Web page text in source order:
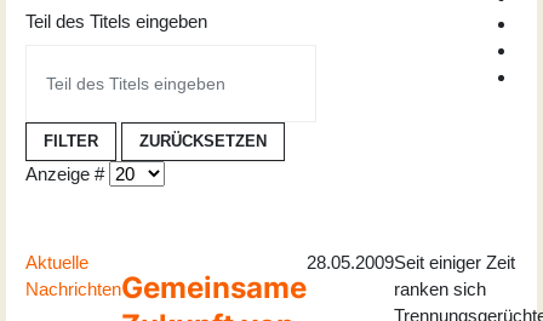
Teil des Titels eingeben
FILTER ZURÜCKSETZEN
Anzeige #
Aktuelle
NachrichtenGemeinsame
28.05.2009Seit einiger Zeit
ranken sich